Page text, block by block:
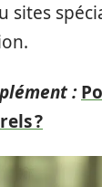
sites
:
?